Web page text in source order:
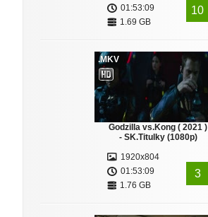
01:53:09
1.69 GB
10
.MKV
Godzilla vs.Kong ( 2021 )
- SK.Titulky (1080p)
1920x804
01:53:09
1.76 GB
3